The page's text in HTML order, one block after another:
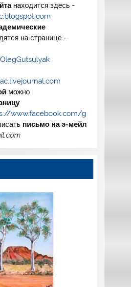
находится здесь -
на странице -
можно
www.facebook.com/g
письмо на э-мейл